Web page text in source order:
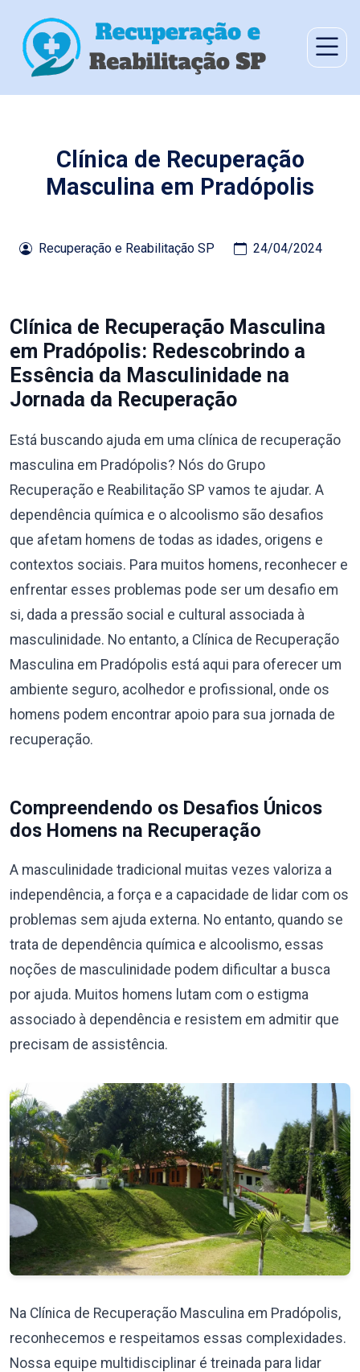
Clínica de Recuperação
Masculina em Pradópolis
Recuperação e Reabilitação SP 24/04/2024
Clínica de Recuperação Masculina
em Pradópolis: Redescobrindo a
Essência da Masculinidade na
Jornada da Recuperação
Está buscando ajuda em uma clínica de recuperação
masculina em Pradópolis? Nós do Grupo
Recuperação e Reabilitação SP vamos te ajudar. A
dependência química e o alcoolismo são desafios
que afetam homens de todas as idades, origens e
contextos sociais. Para muitos homens, reconhecer e
enfrentar esses problemas pode ser um desafio em
si, dada a pressão social e cultural associada à
masculinidade. No entanto, a Clínica de Recuperação
Masculina em Pradópolis está aqui para oferecer um
ambiente seguro, acolhedor e profissional, onde os
homens podem encontrar apoio para sua jornada de
recuperação.
Compreendendo os Desafios Únicos
dos Homens na Recuperação
A masculinidade tradicional muitas vezes valoriza a
independência, a força e a capacidade de lidar com os
problemas sem ajuda externa. No entanto, quando se
trata de dependência química e alcoolismo, essas
noções de masculinidade podem dificultar a busca
por ajuda. Muitos homens lutam com o estigma
associado à dependência e resistem em admitir que
precisam de assistência.
Na Clínica de Recuperação Masculina em Pradópolis,
reconhecemos e respeitamos essas complexidades.
Nossa equipe multidisciplinar é treinada para lidar